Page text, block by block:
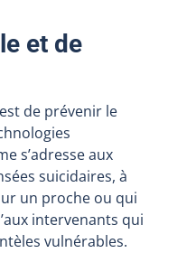
et de
de prévenir le
s’adresse aux
suicidaires, à
un proche ou qui
intervenants qui
vulnérables.